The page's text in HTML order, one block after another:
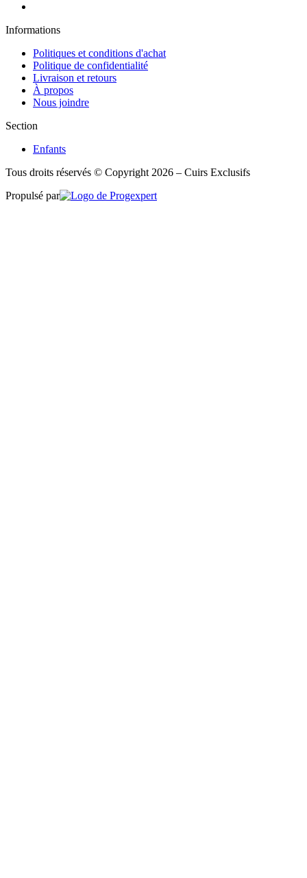
Informations
Politiques et conditions d'achat
Politique de confidentialité
Livraison et retours
À propos
Nous joindre
Section
Enfants
Tous droits réservés © Copyright 2026 – Cuirs Exclusifs
Propulsé par